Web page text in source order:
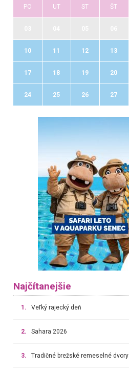
PO UT ST ŠT
10 11 12 13
17 18 19 20
24 25 26 27
Najčítanejšie
1. Veľký rajecký deň
2. Sahara 2026
3. Tradičné brežské remeselné dvory